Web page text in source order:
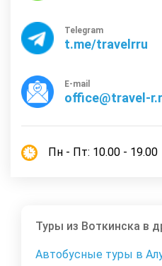
Telegram
t.me/travelrru
E-mail
office@travel-
Пн - Пт: 10.00 - 19.00
Туры из Воткинска в
Автобусные туры в